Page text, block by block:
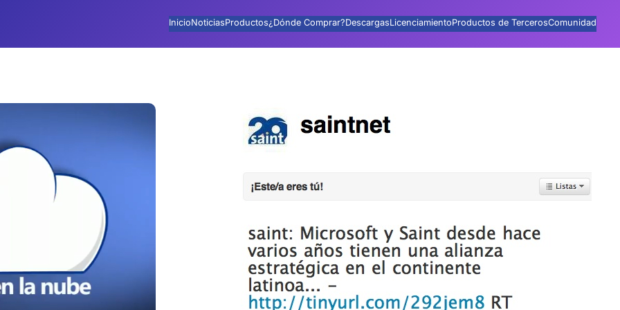
InicioNoticiasProductos¿Dónde Comprar?DescargasLicenciamientoProductos de TercerosComunidad